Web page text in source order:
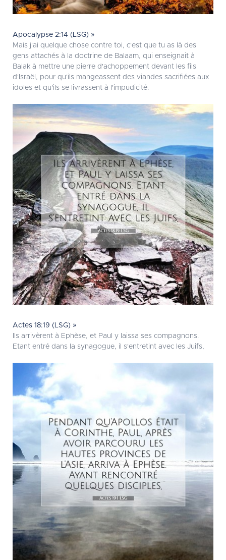
Apocalypse 2:14 (LSG) »
Mais j'ai quelque chose contre toi, c'est que tu as là des
gens attachés à la doctrine de Balaam, qui enseignait à
Balak à mettre une pierre d'achoppement devant les fils
d'Israël, pour qu'ils mangeassent des viandes sacrifiées aux
idoles et qu'ils se livrassent à l'impudicité.
Actes 18:19 (LSG) »
Ils arrivèrent à Ephèse, et Paul y laissa ses compagnons.
Etant entré dans la synagogue, il s'entretint avec les Juifs,